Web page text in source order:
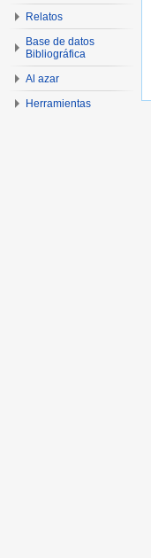
Relatos
Base de datos
Bibliográfica
Al azar
Herramientas